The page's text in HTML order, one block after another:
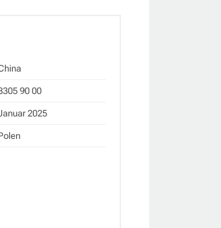
90 00
2025